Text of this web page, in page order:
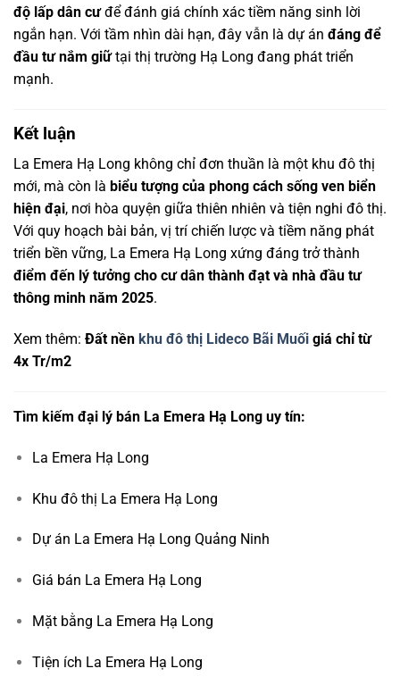
độ lấp dân cưđể đánh giá chính xác tiềm năng sinh lời
ngắn hạn. Với tầm nhìn dài hạn, đây vẫn là dự án đáng để
đầu tư nắm giữtại thị trường Hạ Long đang phát triển
mạnh.
Kết luận
La Emera Hạ Long không chỉ đơn thuần là một khu đô thị
mới, mà còn là biểu tượng của phong cách sống ven biển
hiện đại, nơi hòa quyện giữa thiên nhiên và tiện nghi đô thị.
Với quy hoạch bài bản, vị trí chiến lược và tiềm năng phát
triển bền vững, La Emera Hạ Long xứng đáng trở thành
điểm đến lý tưởng cho cư dân thành đạt và nhà đầu tư
thông minh năm 2025.
Xem thêm: Đất nền khu đô thị Lideco Bãi Muối giá chỉ từ
4x Tr/m2
Tìm kiếm đại lý bán La Emera Hạ Long uy tín:
La Emera Hạ Long
Khu đô thị La Emera Hạ Long
Dự án La Emera Hạ Long Quảng Ninh
Giá bán La Emera Hạ Long
Mặt bằng La Emera Hạ Long
Tiện ích La Emera Hạ Long